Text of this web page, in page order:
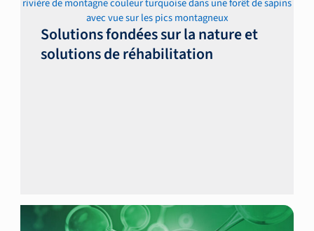
Solutions fondées sur la nature et
solutions de réhabilitation